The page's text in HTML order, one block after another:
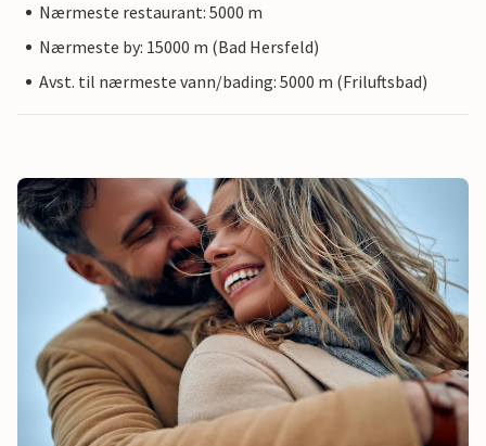
Nærmeste restaurant: 5000 m
Nærmeste by: 15000 m (Bad Hersfeld)
Avst. til nærmeste vann/bading: 5000 m (Friluftsbad)